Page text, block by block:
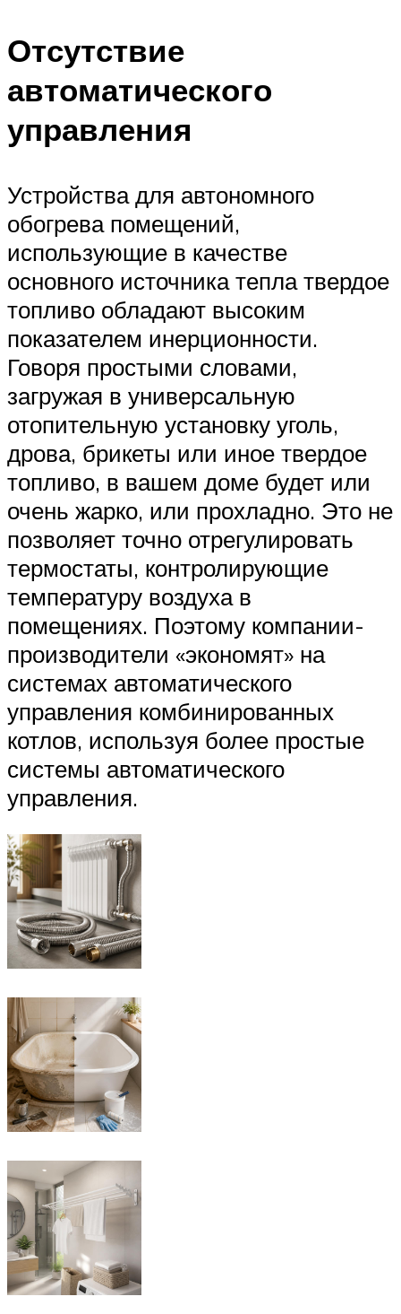
Отсутствие
автоматического
управления
Устройства для автономного
обогрева помещений,
использующие в качестве
основного источника тепла твердое
топливо обладают высоким
показателем инерционности.
Говоря простыми словами,
загружая в универсальную
отопительную установку уголь,
дрова, брикеты или иное твердое
топливо, в вашем доме будет или
очень жарко, или прохладно. Это не
позволяет точно отрегулировать
термостаты, контролирующие
температуру воздуха в
помещениях. Поэтому компании-
производители «экономят» на
системах автоматического
управления комбинированных
котлов, используя более простые
системы автоматического
управления.